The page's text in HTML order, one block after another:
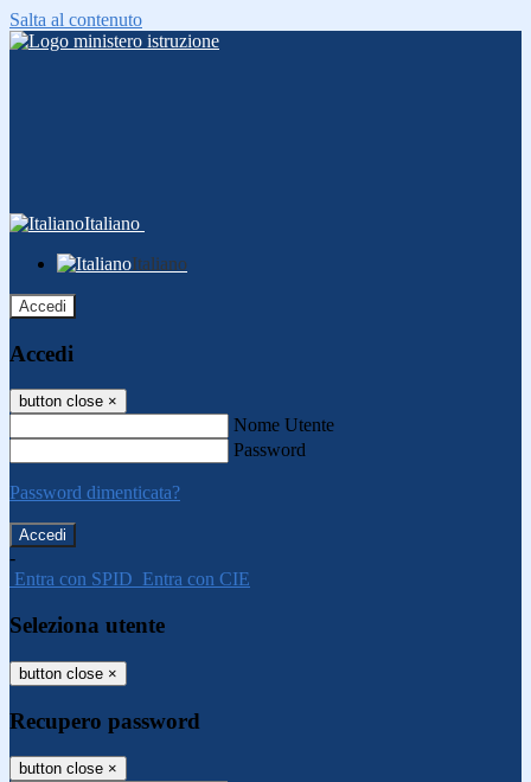
Salta al contenuto
Italiano
Italiano
Accedi
Accedi
button close ×
Nome Utente
Password
Password dimenticata?
-
Entra con SPID Entra con CIE
Seleziona utente
button close ×
Recupero password
button close ×